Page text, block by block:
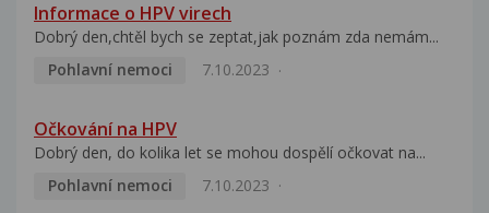
Informace o HPV virech
Dobrý den,chtěl bych se zeptat,jak poznám zda nemám...
Pohlavní nemoci
7.10.2023
Očkování na HPV
Dobrý den, do kolika let se mohou dospělí očkovat na...
Pohlavní nemoci
7.10.2023